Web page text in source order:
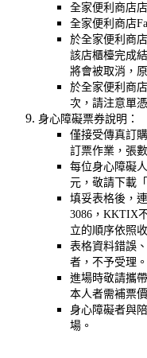
全家便利商店
全家便利商店
於全家便利商
該店櫃檯完成
將會被取消，
於全家便利商
次，請注意單
身心障礙票券說明：
僅接受傳真訂
訂票作業，張
每位身心障礙
元，敬請下載「
填妥表格後，
3086，KKTIX
立的順序依照
表格資料錯誤
者，不予受理。
進場時敬請攜
本人者需補票
身心障礙者與
場。